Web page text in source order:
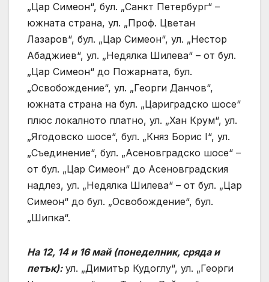
„Цар Симеон“, бул. „Санкт Петербург“ –
южната страна, ул. „Проф. Цветан
Лазаров“, бул. „Цар Симеон“, ул. „Нестор
Абаджиев“, ул. „Недялка Шилева“ – от бул.
„Цар Симеон“ до Пожарната, бул.
„Освобождение“, ул. „Георги Данчов“,
южната страна на бул. „Цариградско шосе“
плюс локалното платно, ул. „Хан Крум“, ул.
„Ягодовско шосе“, бул. „Княз Борис I“, ул.
„Съединение“, бул. „Асеновградско шосе“ –
от бул. „Цар Симеон“ до Асеновградския
надлез, ул. „Недялка Шилева“ – от бул. „Цар
Симеон“ до бул. „Освобождение“, бул.
„Шипка“.
На 12, 14 и 16 май (понеделник, сряда и
петък):ул. „Димитър Кудоглу“, ул. „Георги